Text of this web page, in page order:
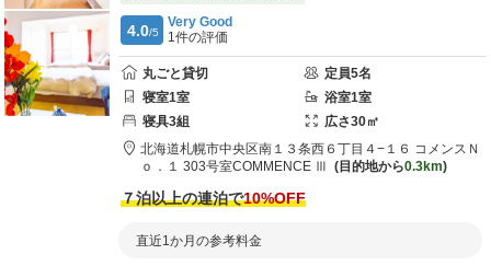
4.0/5
Very Good
1件の評価
丸ごと貸切 定員5名
寝室1室 浴室1室
寝具3組 広さ30㎡
北海道札幌市中央区南１３条西６丁目４−１６ コメンスＮ
ｏ．１ 303号室COMMENCE Ⅲ 目的地から0.3km
７泊以上の連泊で10%OFF
直近1か月の参考料金